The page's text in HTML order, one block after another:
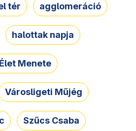
tér agglomeráció
halottak napja
Élet Menete
Városligeti Műjég
Szűcs Csaba